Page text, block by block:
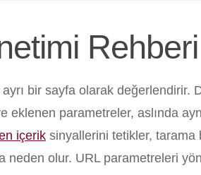
Rehberi
bir sayfa olarak değerlendirir.
eklenen parametreler, aslında
içerik sinyallerini tetikler,
neden olur. URL parametreleri